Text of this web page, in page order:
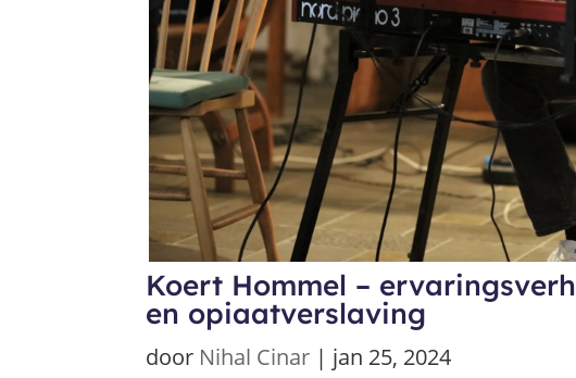
Koert Hommel –
en opiaatverslaving
door Nihal Cinar | jan 25, 2024